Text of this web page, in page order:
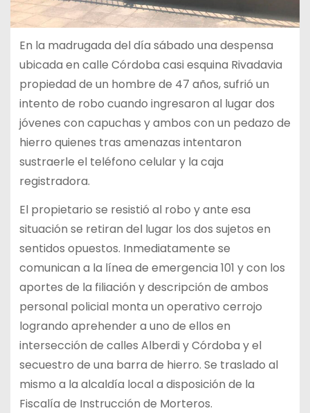
En la madrugada del día sábado una despensa
ubicada en calle Córdoba casi esquina Rivadavia
propiedad de un hombre de 47 años, sufrió un
intento de robo cuando ingresaron al lugar dos
jóvenes con capuchas y ambos con un pedazo de
hierro quienes tras amenazas intentaron
sustraerle el teléfono celular y la caja
registradora.
El propietario se resistió al robo y ante esa
situación se retiran del lugar los dos sujetos en
sentidos opuestos. Inmediatamente se
comunican a la línea de emergencia 101 y con los
aportes de la filiación y descripción de ambos
personal policial monta un operativo cerrojo
logrando aprehender a uno de ellos en
intersección de calles Alberdi y Córdoba y el
secuestro de una barra de hierro. Se traslado al
mismo a la alcaldía local a disposición de la
Fiscalía de Instrucción de Morteros.